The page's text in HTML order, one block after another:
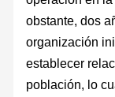
obstante, dos
organización
establecer
población, lo